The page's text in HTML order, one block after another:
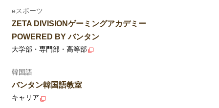
eスポーツ
ZETA DIVISIONゲーミングアカデミー
POWERED BY バンタン
大学部・専門部・高等部
韓国語
バンタン韓国語教室
キャリア